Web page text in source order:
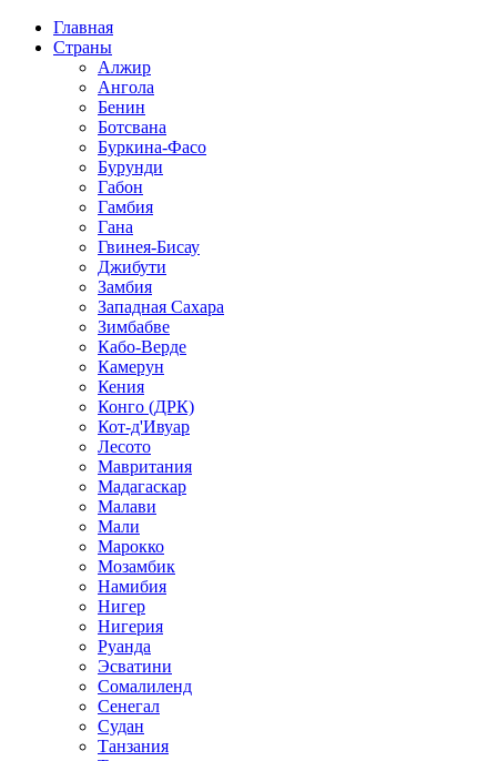
Главная
Страны
Алжир
Ангола
Бенин
Ботсвана
Буркина-Фасо
Бурунди
Габон
Гамбия
Гана
Гвинея-Бисау
Джибути
Замбия
Западная Сахара
Зимбабве
Кабо-Верде
Камерун
Кения
Конго (ДРК)
Кот-д'Ивуар
Лесото
Мавритания
Мадагаскар
Малави
Мали
Марокко
Мозамбик
Намибия
Нигер
Нигерия
Руанда
Эсватини
Сомалиленд
Сенегал
Судан
Танзания